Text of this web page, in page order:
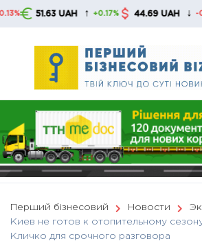
Skip
51.63 UAH ↑ +0.17% 44.69 UAH ↓ -0.13%
Перший бізнесовий Новости
Киев не готов к отопительному
Кличко для срочного разговора